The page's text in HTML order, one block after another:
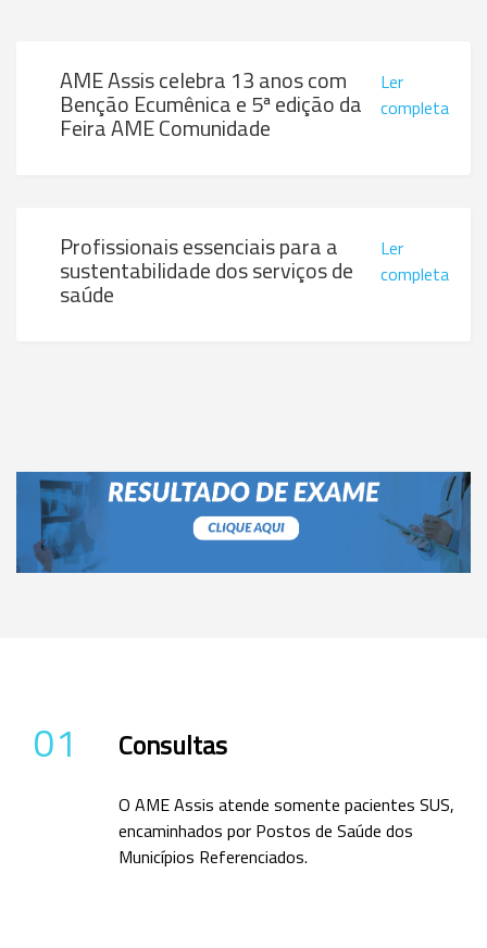
AME Assis celebra 13 anos com
Benção Ecumênica e 5ª edição da
Feira AME Comunidade
Ler
completa
Profissionais essenciais para a
sustentabilidade dos serviços de
saúde
Ler
completa
01 Consultas
O AME Assis atende somente pacientes SUS,
encaminhados por Postos de Saúde dos
Municípios Referenciados.